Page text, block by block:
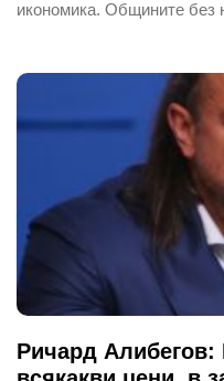
икономика. Общините без
Ричард